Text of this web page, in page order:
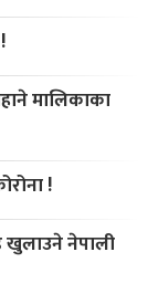
मालिकाका
!
खुलाउने नेपाली